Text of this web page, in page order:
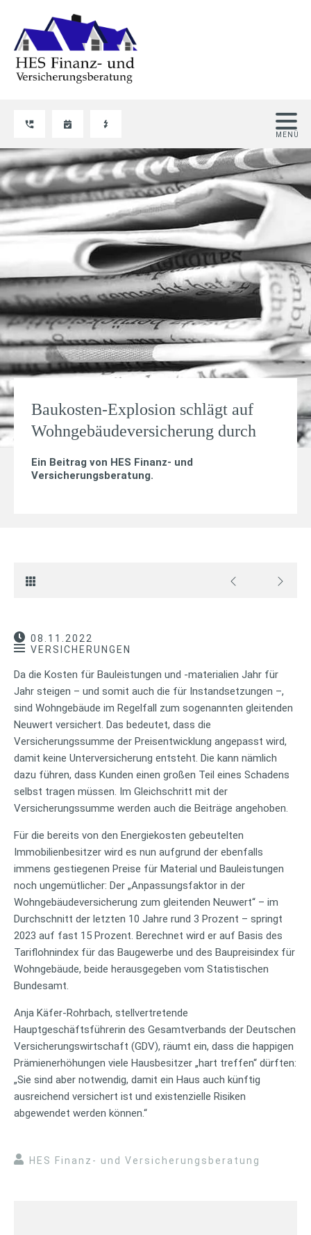
Baukosten-Explosion schlägt auf
Wohngebäudeversicherung durch
Ein Beitrag von HES Finanz- und
Versicherungsberatung.
08.11.2022
VERSICHERUNGEN
Da die Kosten für Bauleistungen und -materialien Jahr für
Jahr steigen – und somit auch die für Instandsetzungen –,
sind Wohngebäude im Regelfall zum sogenannten gleitenden
Neuwert versichert. Das bedeutet, dass die
Versicherungssumme der Preisentwicklung angepasst wird,
damit keine Unterversicherung entsteht. Die kann nämlich
dazu führen, dass Kunden einen großen Teil eines Schadens
selbst tragen müssen. Im Gleichschritt mit der
Versicherungssumme werden auch die Beiträge angehoben.
Für die bereits von den Energiekosten gebeutelten
Immobilienbesitzer wird es nun aufgrund der ebenfalls
immens gestiegenen Preise für Material und Bauleistungen
noch ungemütlicher: Der „Anpassungsfaktor in der
Wohngebäudeversicherung zum gleitenden Neuwert“ – im
Durchschnitt der letzten 10 Jahre rund 3 Prozent – springt
2023 auf fast 15 Prozent. Berechnet wird er auf Basis des
Tariflohnindex für das Baugewerbe und des Baupreisindex für
Wohngebäude, beide herausgegeben vom Statistischen
Bundesamt.
Anja Käfer-Rohrbach, stellvertretende
Hauptgeschäftsführerin des Gesamtverbands der Deutschen
Versicherungswirtschaft (GDV), räumt ein, dass die happigen
Prämienerhöhungen viele Hausbesitzer „hart treffen“ dürften:
„Sie sind aber notwendig, damit ein Haus auch künftig
ausreichend versichert ist und existenzielle Risiken
abgewendet werden können.“
HES Finanz- und Versicherungsberatung